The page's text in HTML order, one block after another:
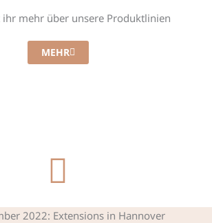
mehr über unsere Produktlinien
MEHR
2022: Extensions in Hannover